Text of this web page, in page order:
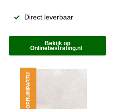
Direct leverbaar
Bekijk op
Onlinebestrating.nl
OPRUIMPARTIJ